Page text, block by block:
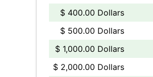
$ 400.00 Dollars
$ 500.00 Dollars
$ 1,000.00 Dollars
$ 2,000.00 Dollars